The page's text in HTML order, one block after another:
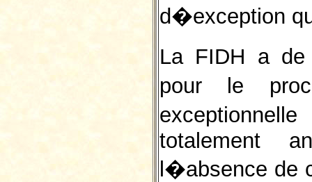
d�exception
La FIDH a de
pour le
totalement
l�absence de